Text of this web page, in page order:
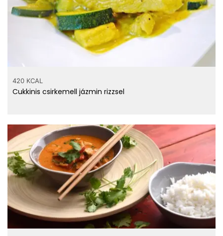
420 KCAL
Cukkinis csirkemell jázmin rizzsel